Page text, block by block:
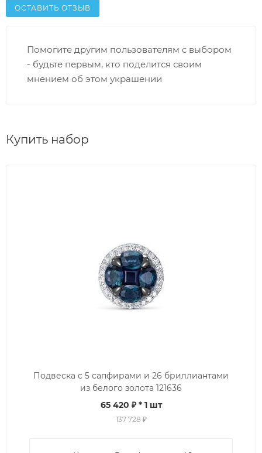
ОСТАВИТЬ ОТЗЫВ
Помогите другим пользователям с выбором
- будьте первым, кто поделится своим
мнением об этом украшении
Купить набор
Подвеска с 5 сапфирами и 26 бриллиантами
из белого золота 121636
65 420 ₽* 1 шт
137 728 ₽